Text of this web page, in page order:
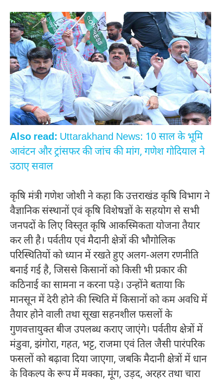
Also read: Uttarakhand News: 10 साल के भूमि
आवंटन और ट्रांसफर की जांच की मांग, गणेश गोदियाल ने
उठाए सवाल
कृषि मंत्री गणेश जोशी ने कहा कि उत्तराखंड कृषि विभाग ने
वैज्ञानिक संस्थानों एवं कृषि विशेषज्ञों के सहयोग से सभी
जनपदों के लिए विस्तृत कृषि आकस्मिकता योजना तैयार
कर ली है। पर्वतीय एवं मैदानी क्षेत्रों की भौगोलिक
परिस्थितियों को ध्यान में रखते हुए अलग-अलग रणनीति
बनाई गई है, जिससे किसानों को किसी भी प्रकार की
कठिनाई का सामना न करना पड़े। उन्होंने बताया कि
मानसून में देरी होने की स्थिति में किसानों को कम अवधि में
तैयार होने वाली तथा सूखा सहनशील फसलों के
गुणवत्तायुक्त बीज उपलब्ध कराए जाएंगे। पर्वतीय क्षेत्रों में
मंडुवा, झंगोरा, गहत, भट्ट, राजमा एवं तिल जैसी पारंपरिक
फसलों को बढ़ावा दिया जाएगा, जबकि मैदानी क्षेत्रों में धान
के विकल्प के रूप में मक्का, मूंग, उड़द, अरहर तथा चारा